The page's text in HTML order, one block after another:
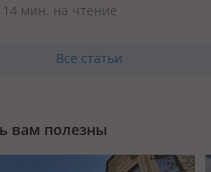
14 мин. на чтение
Все статьи
вам полезны